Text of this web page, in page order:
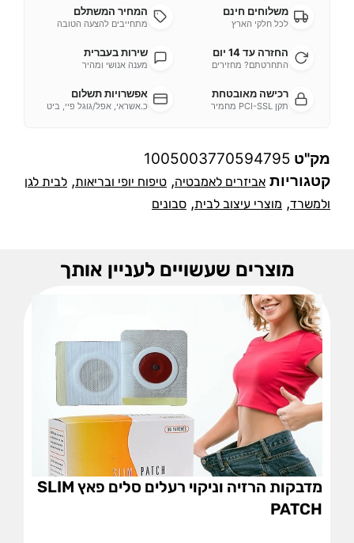
משלוחים חינם
לכל חלקי הארץ
המחיר המשתלם
מתחייבים להצעה הטובה
החזרה עד 14 יום
התחרטתם? מחזירים
שירות בעברית
מענה אנושי ומהיר
רכישה מאובטחת
תקן PCI-SSL מחמיר
אפשרויות תשלום
כ.אשראי, אפל/גוגל פיי, ביט
מק"ט 1005003770594795
קטגוריות אביזרים לאמבטיה, טיפוח יופי ובריאות, לבית לגן
ולמשרד, מוצרי עיצוב לבית, סבונים
מוצרים שעשויים לעניין אותך
מדבקות הרזיה וניקוי רעלים סלים פאץ SLIM
PATCH